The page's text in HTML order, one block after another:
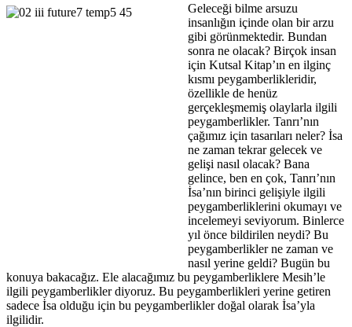
Geleceği bilme arsuzu
insanlığın içinde olan bir arzu
gibi görünmektedir. Bundan
sonra ne olacak? Birçok insan
için Kutsal Kitap’ın en ilginç
kısmı peygamberlikleridir,
özellikle de henüz
gerçekleşmemiş olaylarla ilgili
peygamberlikler. Tanrı’nın
çağımız için tasarıları neler? İsa
ne zaman tekrar gelecek ve
gelişi nasıl olacak? Bana
gelince, ben en çok, Tanrı’nın
İsa’nın birinci gelişiyle ilgili
peygamberliklerini okumayı ve
incelemeyi seviyorum. Binlerce
yıl önce bildirilen neydi? Bu
peygamberlikler ne zaman ve
nasıl yerine geldi? Bugün bu
konuya bakacağız. Ele alacağımız bu peygamberliklere Mesih’le
ilgili peygamberlikler diyoruz. Bu peygamberlikleri yerine getiren
sadece İsa olduğu için bu peygamberlikler doğal olarak İsa’yla
ilgilidir.